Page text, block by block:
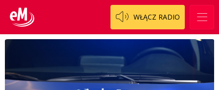
WŁĄCZ RADIO